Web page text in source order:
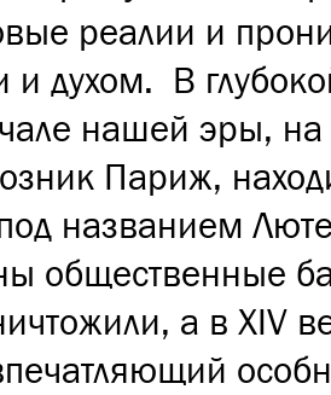
реалии и
и духом. В
нашей эры, на
Париж,
названием
общественные
а в XIV